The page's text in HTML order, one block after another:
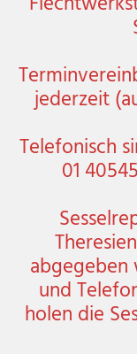
jederzeit
Telefonisch
01
abgegeben
und
holen die